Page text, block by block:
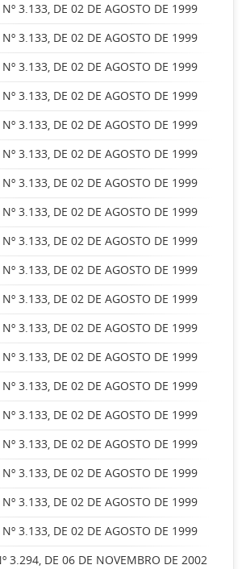
Nº 3.133, DE 02 DE AGOSTO DE 1999
Nº 3.133, DE 02 DE AGOSTO DE 1999
Nº 3.133, DE 02 DE AGOSTO DE 1999
Nº 3.133, DE 02 DE AGOSTO DE 1999
Nº 3.133, DE 02 DE AGOSTO DE 1999
Nº 3.133, DE 02 DE AGOSTO DE 1999
Nº 3.133, DE 02 DE AGOSTO DE 1999
Nº 3.133, DE 02 DE AGOSTO DE 1999
Nº 3.133, DE 02 DE AGOSTO DE 1999
Nº 3.133, DE 02 DE AGOSTO DE 1999
Nº 3.133, DE 02 DE AGOSTO DE 1999
Nº 3.133, DE 02 DE AGOSTO DE 1999
Nº 3.133, DE 02 DE AGOSTO DE 1999
Nº 3.133, DE 02 DE AGOSTO DE 1999
Nº 3.133, DE 02 DE AGOSTO DE 1999
Nº 3.133, DE 02 DE AGOSTO DE 1999
Nº 3.133, DE 02 DE AGOSTO DE 1999
Nº 3.133, DE 02 DE AGOSTO DE 1999
Nº 3.133, DE 02 DE AGOSTO DE 1999
3.294, DE 06 DE NOVEMBRO DE 2002